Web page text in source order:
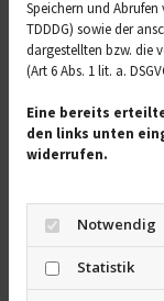
Temperaturen bis
medizinisch von
Immunantwort.
Kind trinkt und
macht, ist
Wann Sie
Speichern und
TDDDG) sowie der
dargestellten bzw. die
(Art 6 Abs. 1 lit. a.
Eine bereits
den links unten
widerrufen.
Notwendig
Statistik